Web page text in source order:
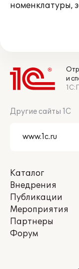
номенклатуры,
и
Другие сайты 1С
Каталог
Внедрения
Публикации
Мероприятия
Партнеры
Форум